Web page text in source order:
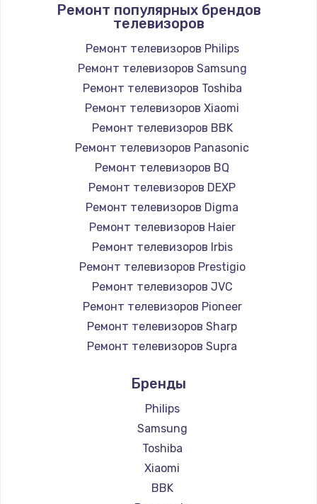
Программный ремонт/прошивка
Замена Bluetooth/Wi-Fi модуля
Заказать
Замена картридера
890 руб.
Заказать
Замена микросхемы NFC
1100 руб.
Заказать
Замена шим-контроллера
Заказать
Настройка Wi-Fi
1030 руб.
Заказать
Ремонт популярных брендов
телевизоров
Ремонт телевизоров Philips
Ремонт телевизоров Samsung
Ремонт телевизоров Toshiba
Ремонт телевизоров Xiaomi
Ремонт телевизоров BBK
Ремонт телевизоров Panasonic
Ремонт телевизоров BQ
Ремонт телевизоров DEXP
Ремонт телевизоров Digma
Ремонт телевизоров Haier
Ремонт телевизоров Irbis
Ремонт телевизоров Prestigio
Ремонт телевизоров JVC
Ремонт телевизоров Pioneer
Ремонт телевизоров Sharp
Ремонт телевизоров Supra
Ремонт телевизоров Hisense
Ремонт телевизоров Daewoo
Ремонт телевизоров Centek
Ремонт телевизоров Telefunken
Ремонт телевизоров Hyundai
Ремонт телевизоров Doffler
Бренды
Philips
Samsung
Toshiba
Xiaomi
BBK